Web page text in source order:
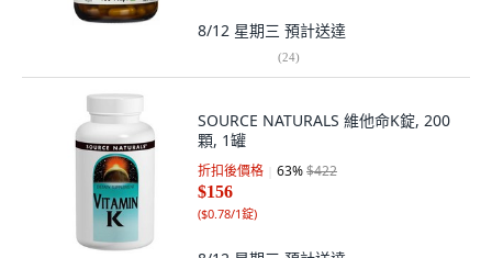
8/12 星期三 預計送達
(24)
SOURCE NATURALS 維他命K錠, 200
顆, 1罐
折扣後價格 63%$422
$156
($0.78/1錠)